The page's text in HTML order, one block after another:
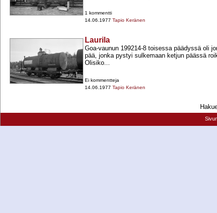
1 kommentti
14.06.1977 Tapio Keränen
Laurila
Goa-​vaunun 199214-​8 toisessa päädyssä oli
pää, jonka pystyi sulkemaan ketjun päässä
Olisiko...
Ei kommentteja
14.06.1977 Tapio Keränen